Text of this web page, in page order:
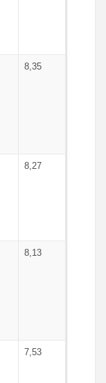
8,35
8,27
8,13
7,53